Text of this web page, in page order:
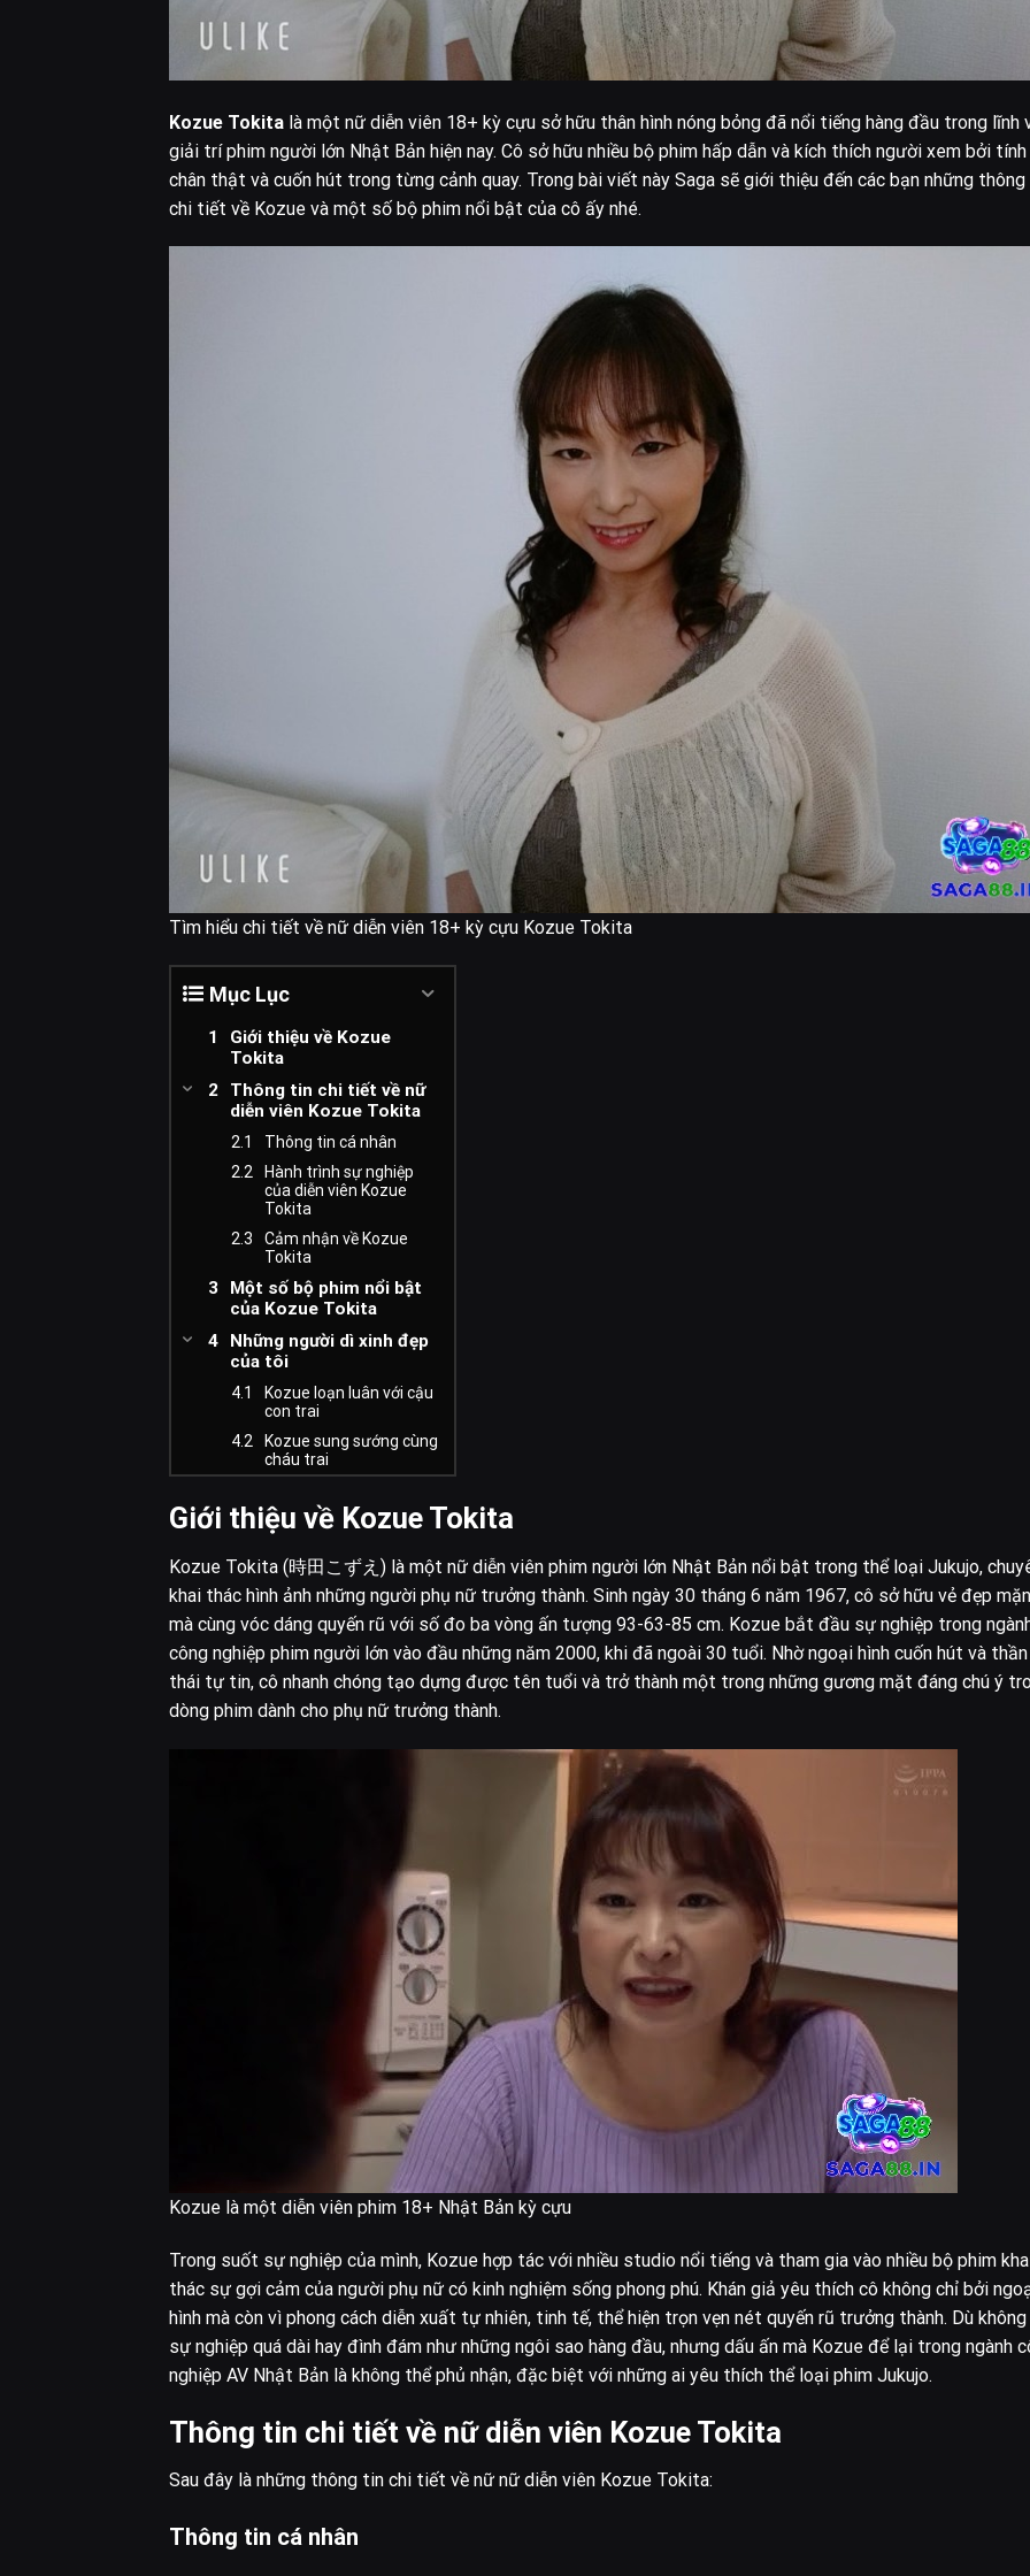
Kozue Tokita là một nữ diễn viên 18+ kỳ cựu sở hữu thân hình nóng bỏng đã nổi tiếng hàng đầu trong lĩnh
giải trí phim người lớn Nhật Bản hiện nay. Cô sở hữu nhiều bộ phim hấp dẫn và kích thích người xem bởi tính
chân thật và cuốn hút trong từng cảnh quay. Trong bài viết này Saga sẽ giới thiệu đến các bạn những
chi tiết về Kozue và một số bộ phim nổi bật của cô ấy nhé.
Tìm hiểu chi tiết về nữ diễn viên 18+ kỳ cựu Kozue Tokita
Mục Lục
Giới thiệu về Kozue
Tokita
Thông tin chi tiết về nữ
diễn viên Kozue Tokita
Thông tin cá nhân
Hành trình sự nghiệp
của diễn viên Kozue
Tokita
Cảm nhận về Kozue
Tokita
Một số bộ phim nổi bật
của Kozue Tokita
Những người dì xinh đẹp
của tôi
Kozue loạn luân với cậu
con trai
Kozue sung sướng cùng
cháu trai
Giới thiệu về Kozue Tokita
Kozue Tokita (時田こずえ) là một nữ diễn viên phim người lớn Nhật Bản nổi bật trong thể loại Jukujo,
khai thác hình ảnh những người phụ nữ trưởng thành. Sinh ngày 30 tháng 6 năm 1967, cô sở hữu vẻ đẹp mặn
mà cùng vóc dáng quyến rũ với số đo ba vòng ấn tượng 93-63-85 cm. Kozue bắt đầu sự nghiệp trong
công nghiệp phim người lớn vào đầu những năm 2000, khi đã ngoài 30 tuổi. Nhờ ngoại hình cuốn hút và thần
thái tự tin, cô nhanh chóng tạo dựng được tên tuổi và trở thành một trong những gương mặt đáng chú ý
dòng phim dành cho phụ nữ trưởng thành.
Kozue là một diễn viên phim 18+ Nhật Bản kỳ cựu
Trong suốt sự nghiệp của mình, Kozue hợp tác với nhiều studio nổi tiếng và tham gia vào nhiều bộ phim
thác sự gợi cảm của người phụ nữ có kinh nghiệm sống phong phú. Khán giả yêu thích cô không chỉ bởi
hình mà còn vì phong cách diễn xuất tự nhiên, tinh tế, thể hiện trọn vẹn nét quyến rũ trưởng thành. Dù
sự nghiệp quá dài hay đình đám như những ngôi sao hàng đầu, nhưng dấu ấn mà Kozue để lại trong ngành
nghiệp AV Nhật Bản là không thể phủ nhận, đặc biệt với những ai yêu thích thể loại phim Jukujo.
Thông tin chi tiết về nữ diễn viên Kozue Tokita
Sau đây là những thông tin chi tiết về nữ nữ diễn viên Kozue Tokita:
Thông tin cá nhân